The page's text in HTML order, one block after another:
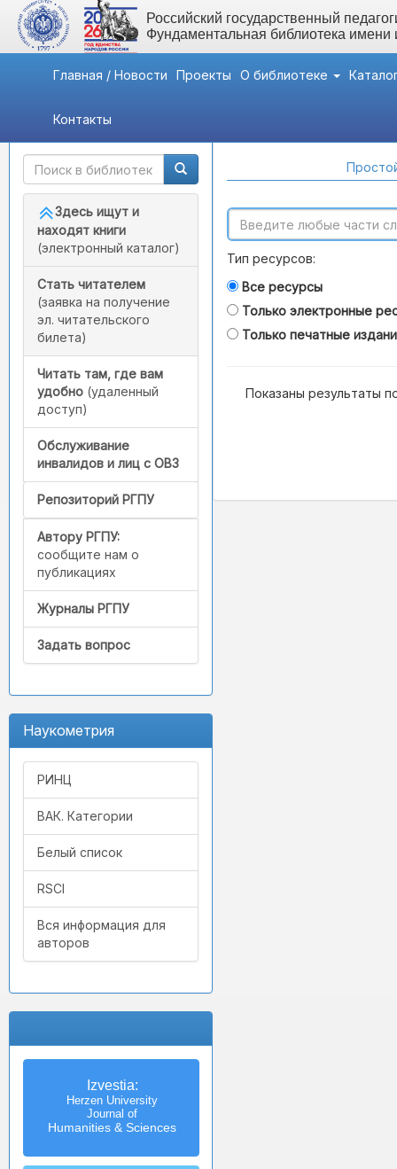
Российский государственный
Фундаментальная библиотека
Главная / Новости Проекты О библиотеке
Контакты
Быстрый доступ
Здесь ищут и
находят книги
(электронный каталог)
Стать читателем
(заявка на получение
эл. читательского
билета)
Читать там, где вам
удобно (удаленный
доступ)
Обслуживание
инвалидов и лиц с ОВЗ
Репозиторий РГПУ
Автору РГПУ:
сообщите нам о
публикациях
Журналы РГПУ
Задать вопрос
Наукометрия
РИНЦ
ВАК. Категории
Белый список
RSCI
Вся информация для
авторов
Izvestia:
Herzen University
Journal of
Humanities & Sciences
Тип ресурсов:
Все ресурсы
Только электронные
Только печатные
Показаны результаты